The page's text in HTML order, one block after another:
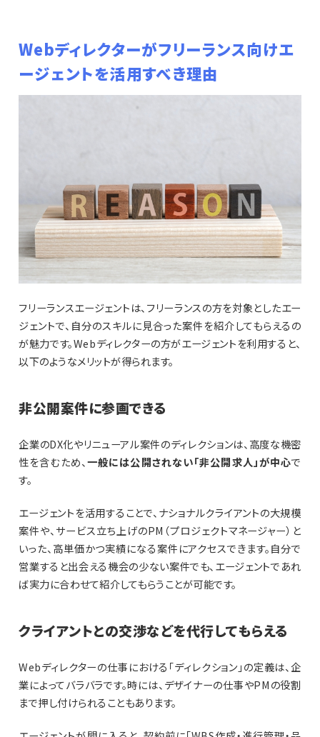
Webディレクターがフリーランス向けエ
ージェントを活用すべき理由
フリーランスエージェントは、フリーランスの方を対象としたエー
ジェントで、自分のスキルに見合った案件を紹介してもらえるの
が魅力です。Webディレクターの方がエージェントを利用すると、
以下のようなメリットが得られます。
非公開案件に参画できる
企業のDX化やリニューアル案件のディレクションは、高度な機密
性を含むため、一般には公開されない「非公開求人」が中心で
す。
エージェントを活用することで、ナショナルクライアントの大規模
案件や、サービス立ち上げのPM（プロジェクトマネージャー）と
いった、高単価かつ実績になる案件にアクセスできます。自分で
営業すると出会える機会の少ない案件でも、エージェントであれ
ば実力に合わせて紹介してもらうことが可能です。
クライアントとの交渉などを代行してもらえる
Webディレクターの仕事における「ディレクション」の定義は、企
業によってバラバラです。時には、デザイナーの仕事やPMの役割
まで押し付けられることもあります。